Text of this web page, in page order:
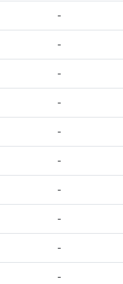
-
-
-
-
-
-
-
-
-
-